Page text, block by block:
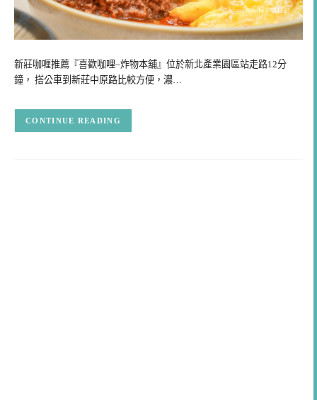
新莊咖喱推薦『喜歡咖哩–炸物本舖』位於新北產業園區站走路12分
鐘， 搭公車到新莊中原路比較方便，濃…
CONTINUE READING